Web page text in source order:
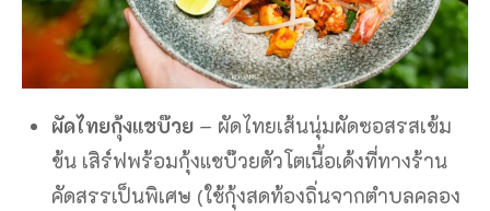
ผัดไทยกุ้งแชบ๊วย – ผัดไทยเส้นนุ่มผัดซอสรสเข้ม
ข้น เสิร์ฟพร้อมกุ้งแชบ๊วยตัวโตเนื้อเด้งที่ทางร้าน
คัดสรรเป็นพิเศษ (ใช้กุ้งสดท้องถิ่นจากตำบลคลอง